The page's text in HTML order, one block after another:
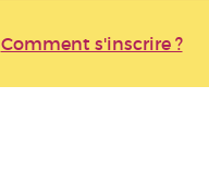
Comment s'inscrire ?